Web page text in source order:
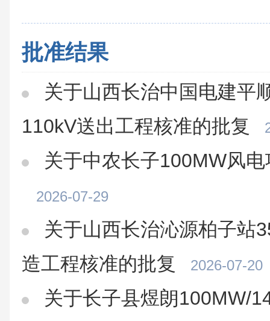
批准结果
关于山西长治中国电建平
110kV送出工程核准的批复
关于中农长子100MW风
2026-07-29
关于山西长治沁源柏子站
造工程核准的批复
2026-07-20
关于长子县煜朗100MW/